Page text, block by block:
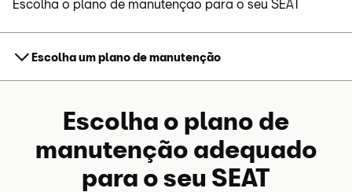
Escolha o plano de manutenção para o seu SEAT
Escolha um plano de manutenção
Escolha o plano de
manutenção adequado
para o seu SEAT